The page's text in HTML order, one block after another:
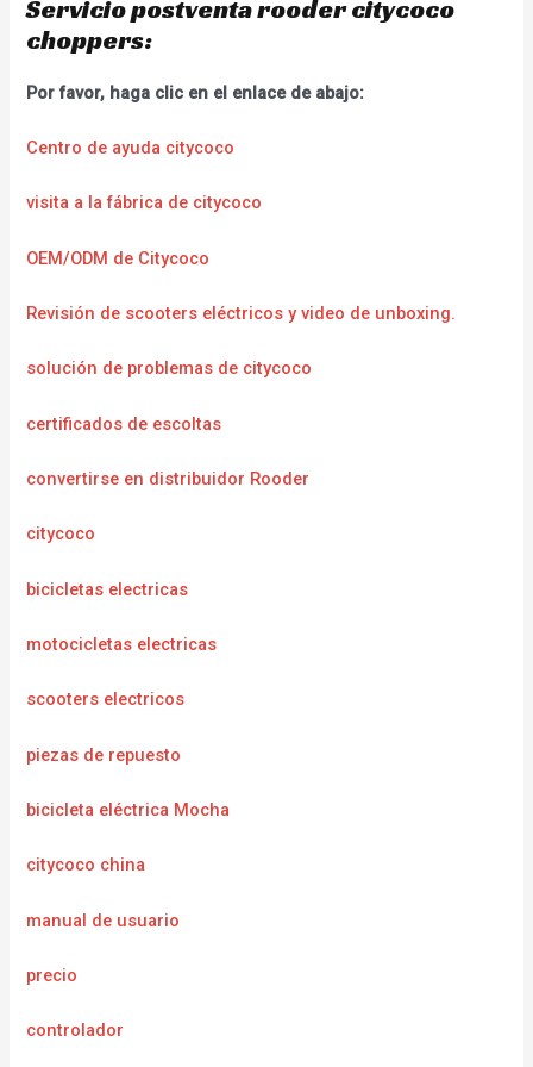
Servicio postventa rooder citycoco
choppers:
Por favor, haga clic en el enlace de abajo:
Centro de ayuda citycoco
visita a la fábrica de citycoco
OEM/ODM de Citycoco
Revisión de scooters eléctricos y video de unboxing.
solución de problemas de citycoco
certificados de escoltas
convertirse en distribuidor Rooder
citycoco
bicicletas electricas
motocicletas electricas
scooters electricos
piezas de repuesto
bicicleta eléctrica Mocha
citycoco china
manual de usuario
precio
controlador